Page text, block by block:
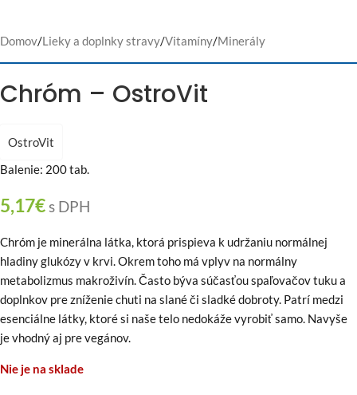
Domov/Lieky a doplnky stravy/Vitamíny/Minerály
Chróm – OstroVit
OstroVit
Balenie: 200 tab.
5,17€s DPH
Chróm je minerálna látka, ktorá prispieva k udržaniu normálnej
hladiny glukózy v krvi. Okrem toho má vplyv na normálny
metabolizmus makroživín. Často býva súčasťou spaľovačov tuku a
doplnkov pre zníženie chuti na slané či sladké dobroty. Patrí medzi
esenciálne látky, ktoré si naše telo nedokáže vyrobiť samo. Navyše
je vhodný aj pre vegánov.
Nie je na sklade